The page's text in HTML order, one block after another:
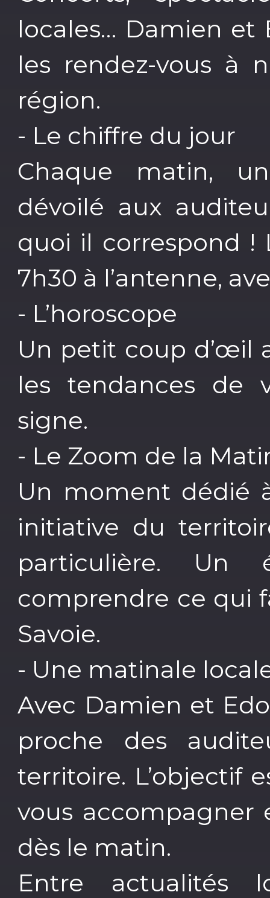
locales… Damien et
les rendez-vous à
région.
- Le chiffre du jour
Chaque matin,
dévoilé aux
quoi il correspond !
7h30 à l’antenne,
- L’horoscope
Un petit coup d’œil
les tendances de
signe.
- Le Zoom de la
Un moment dédié
initiative du
particulière. Un
comprendre ce qui
Savoie.
- Une matinale
Avec Damien et
proche des
territoire. L’objectif
vous accompagner
dès le matin.
Entre actualités